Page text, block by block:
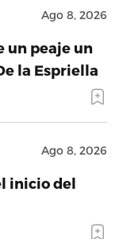
Ago 8, 2026
un peaje un
la Espriella
Ago 8, 2026
inicio del